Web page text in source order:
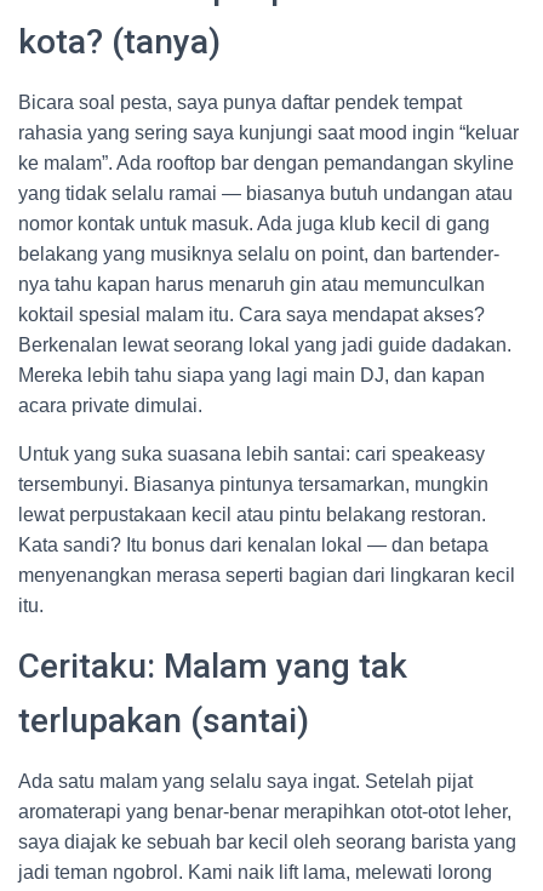
kota? (tanya)
Bicara soal pesta, saya punya daftar pendek tempat
rahasia yang sering saya kunjungi saat mood ingin “keluar
ke malam”. Ada rooftop bar dengan pemandangan skyline
yang tidak selalu ramai — biasanya butuh undangan atau
nomor kontak untuk masuk. Ada juga klub kecil di gang
belakang yang musiknya selalu on point, dan bartender-
nya tahu kapan harus menaruh gin atau memunculkan
koktail spesial malam itu. Cara saya mendapat akses?
Berkenalan lewat seorang lokal yang jadi guide dadakan.
Mereka lebih tahu siapa yang lagi main DJ, dan kapan
acara private dimulai.
Untuk yang suka suasana lebih santai: cari speakeasy
tersembunyi. Biasanya pintunya tersamarkan, mungkin
lewat perpustakaan kecil atau pintu belakang restoran.
Kata sandi? Itu bonus dari kenalan lokal — dan betapa
menyenangkan merasa seperti bagian dari lingkaran kecil
itu.
Ceritaku: Malam yang tak
terlupakan (santai)
Ada satu malam yang selalu saya ingat. Setelah pijat
aromaterapi yang benar-benar merapihkan otot-otot leher,
saya diajak ke sebuah bar kecil oleh seorang barista yang
jadi teman ngobrol. Kami naik lift lama, melewati lorong